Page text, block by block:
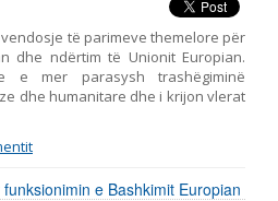
të parimeve themelore për
dhe ndërtim të Unionit Europian.
e mer parasysh trashëgiminë
dhe humanitare dhe i krijon vlerat
e Bashkimit Europian